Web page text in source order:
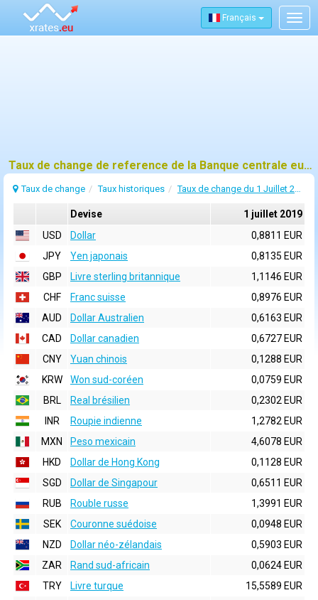
Français
Taux de change de reference de la Banque centrale europeenne (BCE) pour 1 juillet 2019
Taux de change Taux historiques Taux de change du 1 Juillet 2019
Devise
1 juillet 2019
USD
Dollar
0,8811 EUR
JPY
Yen japonais
0,8135 EUR
GBP
Livre sterling britannique
1,1146 EUR
CHF
Franc suisse
0,8976 EUR
AUD
Dollar Australien
0,6163 EUR
CAD
Dollar canadien
0,6727 EUR
CNY
Yuan chinois
0,1288 EUR
KRW
Won sud-coréen
0,0759 EUR
BRL
Real brésilien
0,2302 EUR
INR
Roupie indienne
1,2782 EUR
MXN
Peso mexicain
4,6078 EUR
HKD
Dollar de Hong Kong
0,1128 EUR
SGD
Dollar de Singapour
0,6511 EUR
RUB
Rouble russe
1,3991 EUR
SEK
Couronne suédoise
0,0948 EUR
NZD
Dollar néo-zélandais
0,5903 EUR
ZAR
Rand sud-africain
0,0624 EUR
TRY
Livre turque
15,5589 EUR